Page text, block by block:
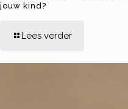
jouw kind?
Lees verder